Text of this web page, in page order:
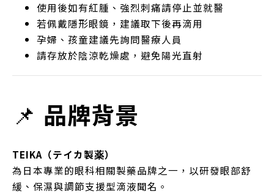
使用後如有紅腫、強烈刺痛請停止並就醫
若佩戴隱形眼鏡，建議取下後再滴用
孕婦、孩童建議先詢問醫療人員
請存放於陰涼乾燥處，避免陽光直射
📌 品牌背景
TEIKA（テイカ製薬）
為日本專業的眼科相關製藥品牌之一，以研發眼部舒
緩、保濕與調節支援型滴液聞名。